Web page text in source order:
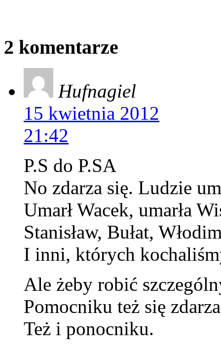
2 komentarze
Hufnagiel
15 kwietnia 2012
21:42
P.S do P.SA
No zdarza się. Ludzie
Umarł Wacek, umarła
Stanisław, Bułat,
I inni, których
Ale żeby robić
Pomocniku też się
Też i ponocniku.